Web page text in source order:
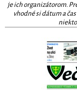
je ich organizátorom.
vhodné si dátum a